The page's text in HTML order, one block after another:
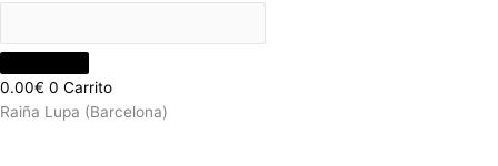
0.00€ 0 Carrito
Raiña Lupa (Barcelona)